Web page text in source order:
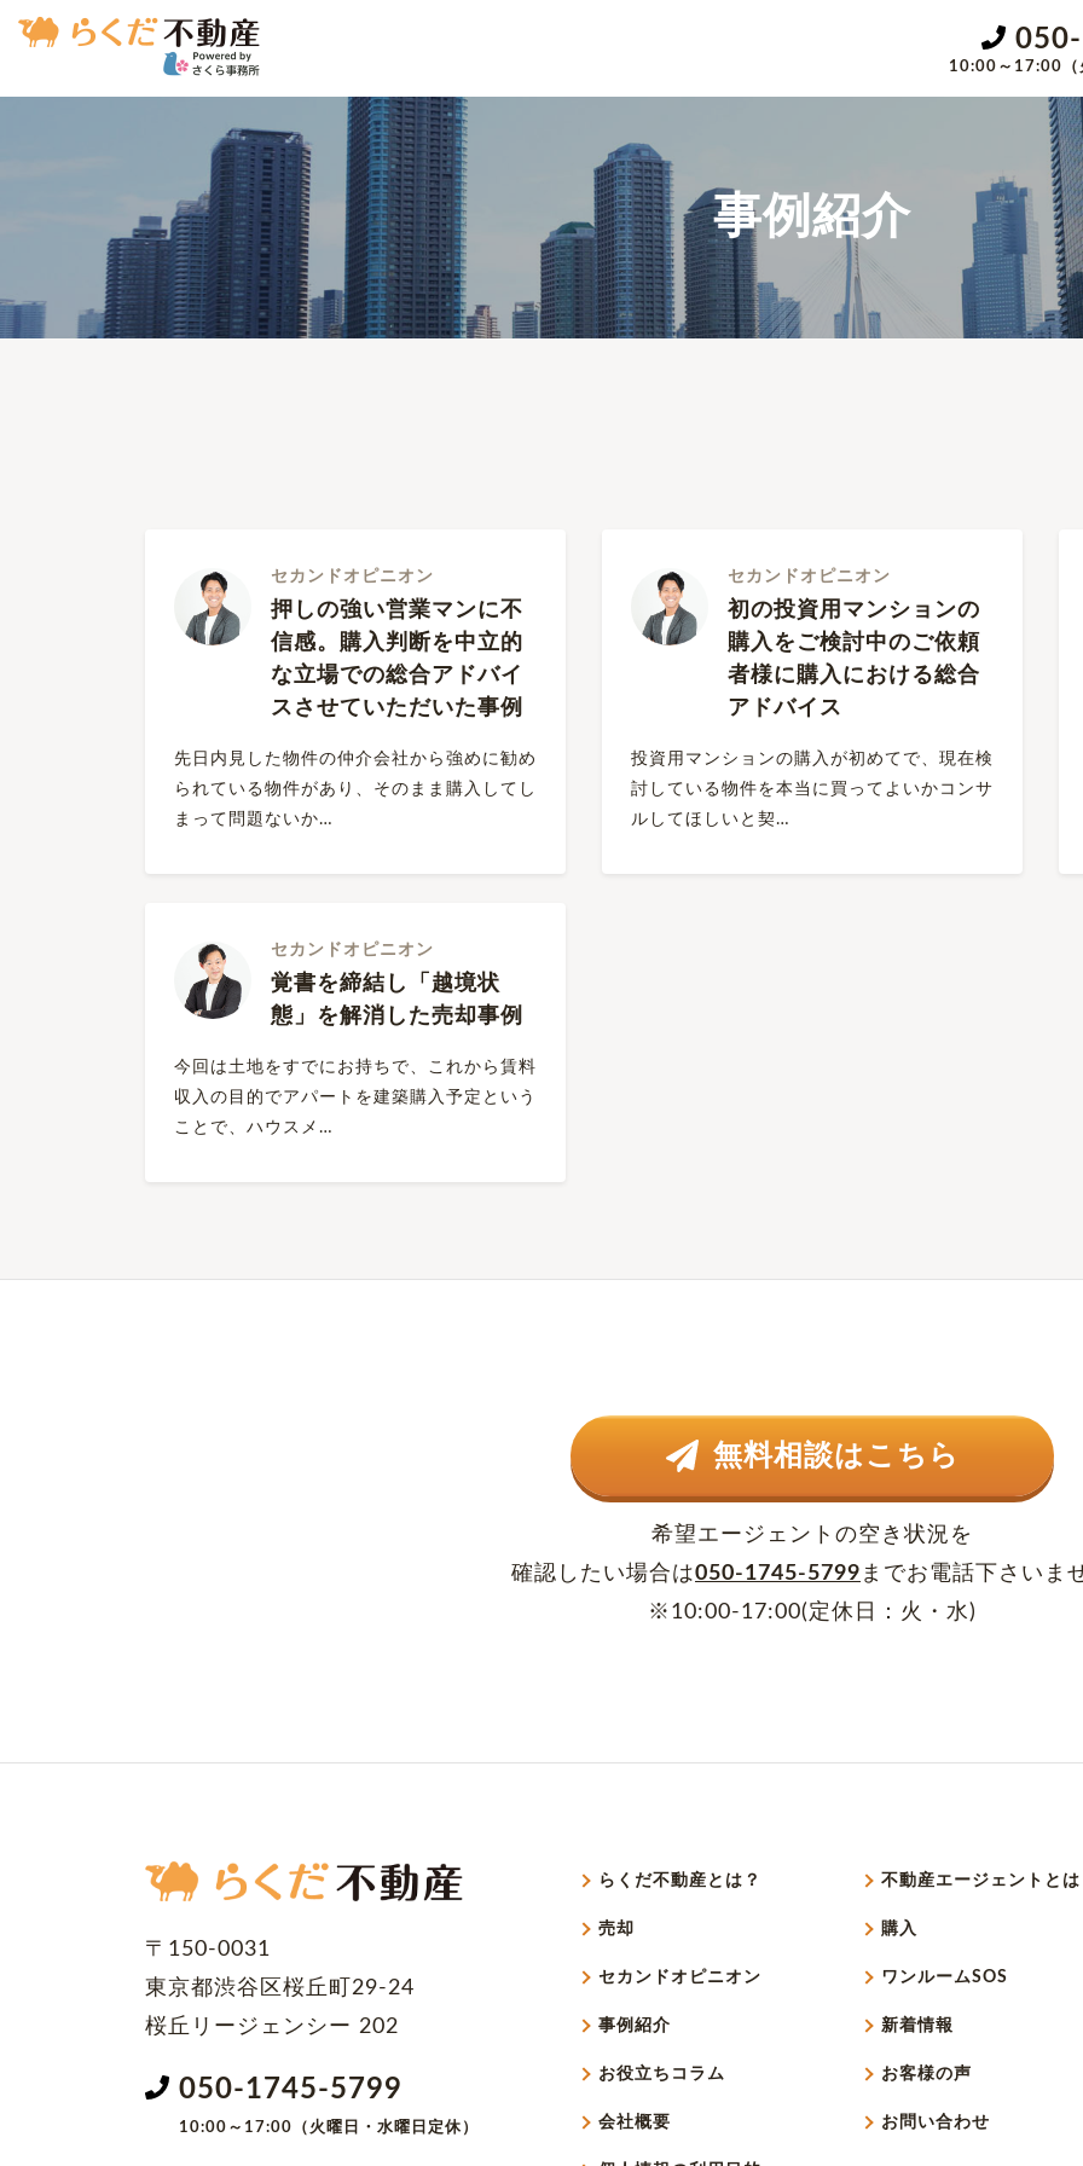
10:00～17:00（
事例紹介
セカンドオピニオン
押しの強い営業マンに不
信感。購入判断を中立的
な立場での総合アドバイ
スさせていただいた事例
先日内見した物件の仲介会社から強めに勧め
られている物件があり、そのまま購入してし
まって問題ないか…
セカンドオピニオン
初の投資用マンションの
購入をご検討中のご依頼
者様に購入における総合
アドバイス
投資用マンションの購入が初めてで、現在検
討している物件を本当に買ってよいかコンサ
ルしてほしいと契…
セカンドオピニオン
覚書を締結し「越境状
態」を解消した売却事例
今回は土地をすでにお持ちで、これから賃料
収入の目的でアパートを建築購入予定という
ことで、ハウスメ…
無料相談はこちら
希望エージェントの空き状況を
確認したい場合は050-1745-5799 までお電話下さいま
※10:00-17:00(定休日：火・水)
〒150-0031
東京都渋谷区桜丘町29-24
桜丘リージェンシー 202
050-1745-5799
10:00～17:00（火曜日・水曜日定休）
らくだ不動産とは？ 不動産エージェントとは
売却 購入
セカンドオピニオン ワンルームSOS
事例紹介 新着情報
お役立ちコラム お客様の声
会社概要 お問い合わせ